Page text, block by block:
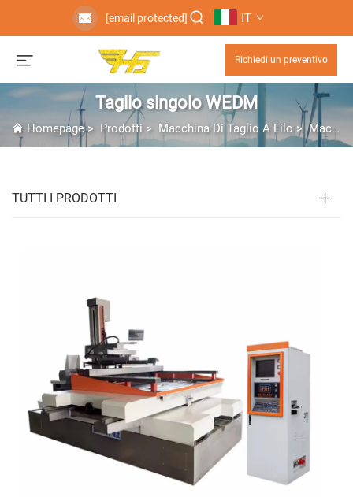
[email protected] IT
Richiedi un preventivo
Taglio singolo WEDM
Homepage> Prodotti > Macchina Di Taglio A Filo >Macchina EDM a Filo
TUTTI I PRODOTTI